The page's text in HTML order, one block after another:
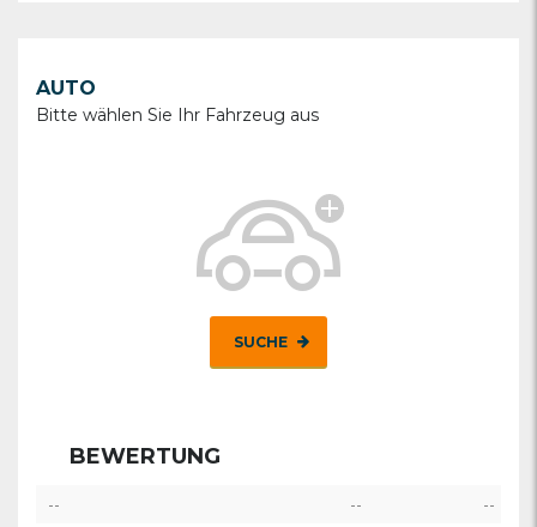
AUTO
Bitte wählen Sie Ihr Fahrzeug aus
SUCHE
BEWERTUNG
-- -- --